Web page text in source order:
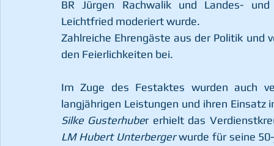
BR Jürgen Rachwalik und Landes- und
Leichtfried moderiert wurde.
Zahlreiche Ehrengäste aus der Politik
den Feierlichkeiten bei.
Im Zuge des Festaktes wurden auch
langjährigen Leistungen und ihren
Silke Gusterhube
LM Hubert Unterberger wurde für seine